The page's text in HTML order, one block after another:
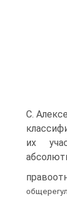
С.
их